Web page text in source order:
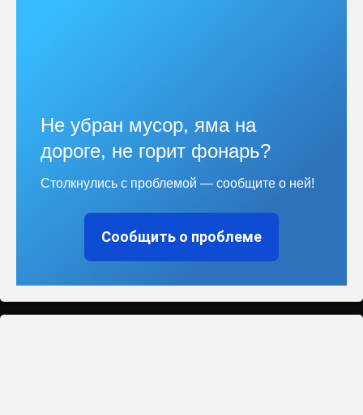
Не убран мусор, яма на
дороге, не горит фонарь?
Столкнулись с проблемой — сообщите о ней!
Сообщить о проблеме